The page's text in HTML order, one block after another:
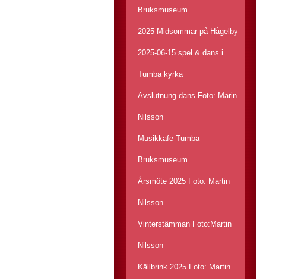
Bruksmuseum
2025 Midsommar på Hågelby
2025-06-15 spel & dans i
Tumba kyrka
Avslutnung dans Foto: Marin
Nilsson
Musikkafe Tumba
Bruksmuseum
Årsmöte 2025 Foto: Martin
Nilsson
Vinterstämman Foto:Martin
Nilsson
Källbrink 2025 Foto: Martin